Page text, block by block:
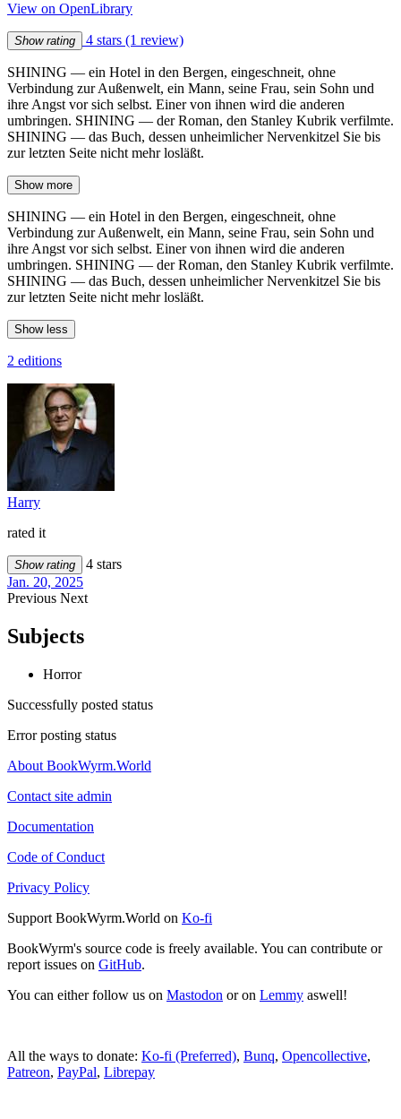
View on OpenLibrary
Show rating 4 stars (1 review)
SHINING — ein Hotel in den Bergen, eingeschneit, ohne
Verbindung zur Außenwelt, ein Mann, seine Frau, sein Sohn und
ihre Angst vor sich selbst. Einer von ihnen wird die anderen
umbringen. SHINING — der Roman, den Stanley Kubrik verfilmte.
SHINING — das Buch, dessen unheimlicher Nervenkitzel Sie bis
zur letzten Seite nicht mehr losläßt.
Show more
SHINING — ein Hotel in den Bergen, eingeschneit, ohne
Verbindung zur Außenwelt, ein Mann, seine Frau, sein Sohn und
ihre Angst vor sich selbst. Einer von ihnen wird die anderen
umbringen. SHINING — der Roman, den Stanley Kubrik verfilmte.
SHINING — das Buch, dessen unheimlicher Nervenkitzel Sie bis
zur letzten Seite nicht mehr losläßt.
Show less
2 editions
Harry
rated it
Show rating
4 stars
Jan. 20, 2025
Previous Next
Subjects
Horror
Successfully posted status
Error posting status
About BookWyrm.World
Contact site admin
Documentation
Code of Conduct
Privacy Policy
Support BookWyrm.World on Ko-fi
BookWyrm's source code is freely available. You can contribute or
report issues on GitHub.
You can either follow us on Mastodon or on Lemmy aswell!
All the ways to donate: Ko-fi (Preferred), Bunq, Opencollective,
Patreon, PayPal, Librepay